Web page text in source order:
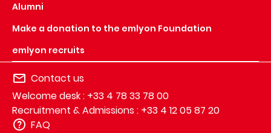
Alumni
Make a donation to the emlyon Foundation
emlyon recruits
Contact us
Welcome desk : +33 4 78 33 78 00
Recruitment & Admissions : +33 4 12 05 87 20
FAQ